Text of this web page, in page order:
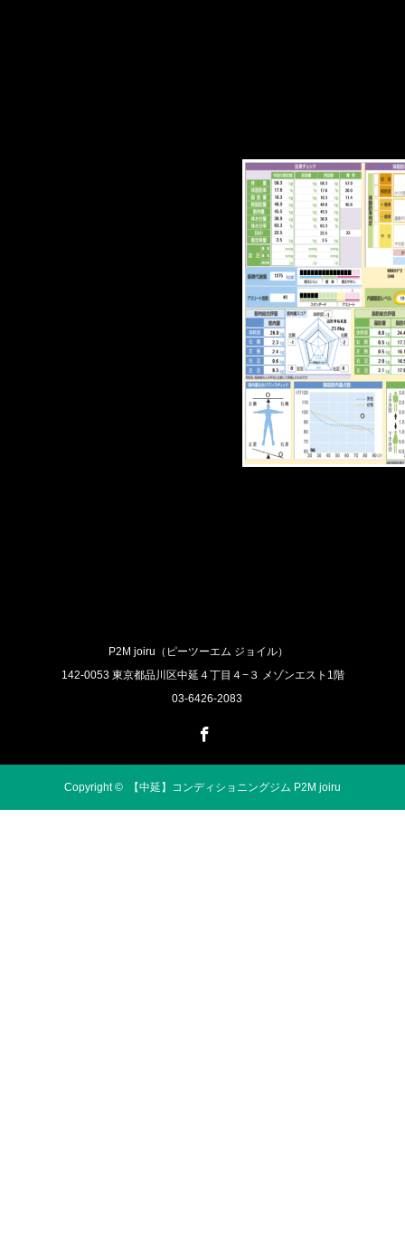
P2M joiru（ピーツーエム ジョイル）
142-0053 東京都品川区中延４丁目４−３ メゾンエスト1階
03-6426-2083
Copyright © 【中延】コンディショニングジム P2M joiru